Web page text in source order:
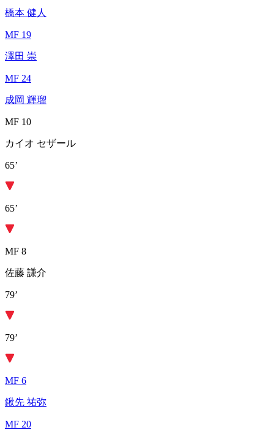
橋本 健人
MF 19
澤田 崇
MF 24
成岡 輝瑠
MF 10
カイオ セザール
65’
65’
MF 8
佐藤 謙介
79’
79’
MF 6
鍬先 祐弥
MF 20